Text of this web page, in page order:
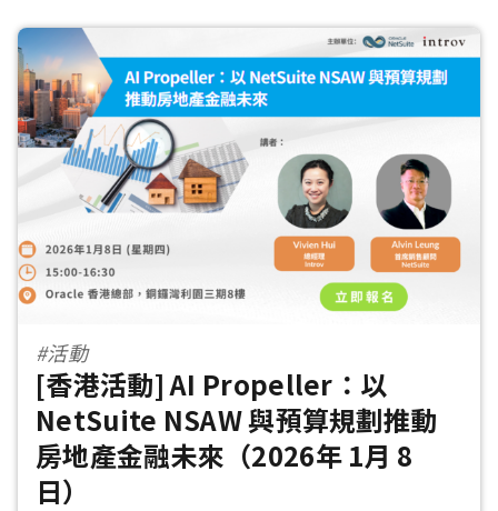
#活動
[香港活動] AI Propeller：以
NetSuite NSAW 與預算規劃推動
房地產金融未來（2026年 1月 8
日）